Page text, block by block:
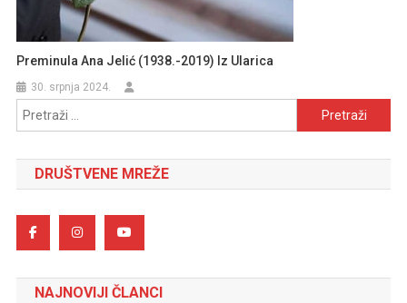
Preminula Ana Jelić (1938.-2019) Iz Ularica
30. srpnja 2024.
Pretraži:
DRUŠTVENE MREŽE
NAJNOVIJI ČLANCI